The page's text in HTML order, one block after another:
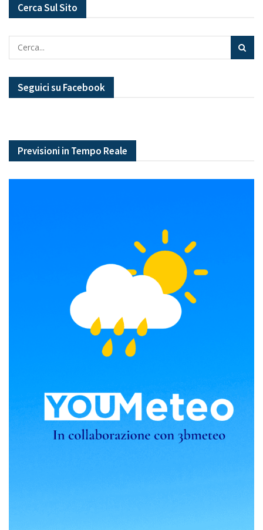
Cerca Sul Sito
Seguici su Facebook
Previsioni in Tempo Reale